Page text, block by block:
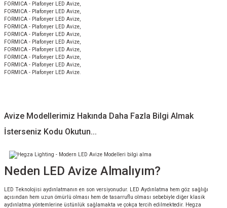
FORMICA - Plafonyer LED Avize,
FORMICA - Plafonyer LED Avize,
FORMICA - Plafonyer LED Avize,
FORMICA - Plafonyer LED Avize,
FORMICA - Plafonyer LED Avize,
FORMICA - Plafonyer LED Avize,
FORMICA - Plafonyer LED Avize,
FORMICA - Plafonyer LED Avize,
FORMICA - Plafonyer LED Avize,
FORMICA - Plafonyer LED Avize.
Avize Modellerimiz Hakında Daha Fazla Bilgi Almak
İsterseniz Kodu Okutun...
Neden LED Avize Almalıyım?
LED Teknolojisi aydınlatmanın en son versiyonudur. LED Aydınlatma hem göz sağlığı
açısından hem uzun ömürlü olması hem de tasarruflu olması sebebiyle diğer klasik
aydınlatma yöntemlerine üstünlük sağlamakta ve çokça tercih edilmektedir. Hegza